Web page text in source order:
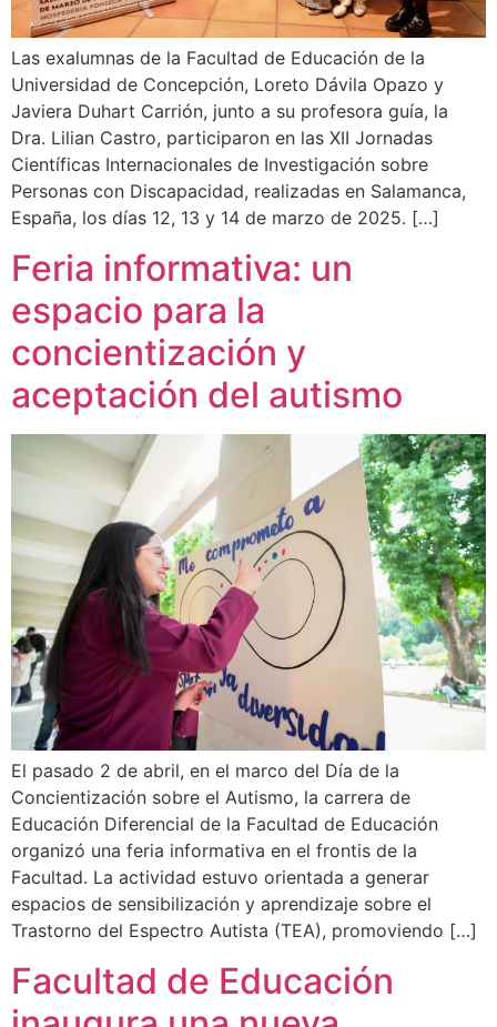
Las exalumnas de la Facultad de Educación de la
Universidad de Concepción, Loreto Dávila Opazo y
Javiera Duhart Carrión, junto a su profesora guía, la
Dra. Lilian Castro, participaron en las XII Jornadas
Científicas Internacionales de Investigación sobre
Personas con Discapacidad, realizadas en Salamanca,
España, los días 12, 13 y 14 de marzo de 2025. […]
Feria informativa: un
espacio para la
concientización y
aceptación del autismo
El pasado 2 de abril, en el marco del Día de la
Concientización sobre el Autismo, la carrera de
Educación Diferencial de la Facultad de Educación
organizó una feria informativa en el frontis de la
Facultad. La actividad estuvo orientada a generar
espacios de sensibilización y aprendizaje sobre el
Trastorno del Espectro Autista (TEA), promoviendo […]
Facultad de Educación